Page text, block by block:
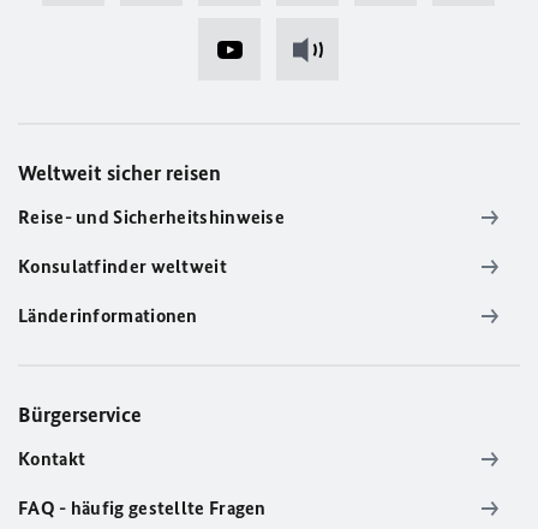
Weltweit sicher reisen
Reise- und Sicherheitshinweise
Konsulatfinder weltweit
Länderinformationen
Bürgerservice
Kontakt
FAQ - häufig gestellte Fragen